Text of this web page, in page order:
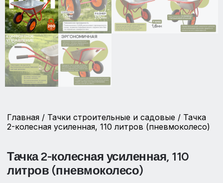
Главная / Тачки строительные и садовые / Тачка
2-колесная усиленная, 110 литров (пневмоколесо)
Тачка 2-колесная усиленная, 110
литров (пневмоколесо)